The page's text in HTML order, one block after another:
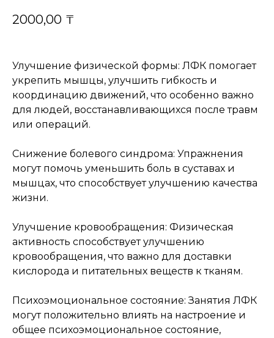
2000,00 ₸
Улучшение физической формы: ЛФК помогает
укрепить мышцы, улучшить гибкость и
координацию движений, что особенно важно
для людей, восстанавливающихся после травм
или операций.
Снижение болевого синдрома: Упражнения
могут помочь уменьшить боль в суставах и
мышцах, что способствует улучшению качества
жизни.
Улучшение кровообращения: Физическая
активность способствует улучшению
кровообращения, что важно для доставки
кислорода и питательных веществ к тканям.
Психоэмоциональное состояние: Занятия ЛФК
могут положительно влиять на настроение и
общее психоэмоциональное состояние,